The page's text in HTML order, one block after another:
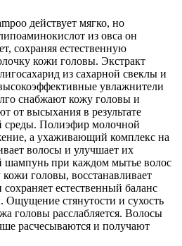
действует мягко, но
из овса он
сохраняя естественную
кожи головы. Экстракт
из сахарной свеклы и
увлажнители
снабжают кожу головы и
от высыхания в результате
среды. Полиэфир молочной
а ухаживающий комплекс на
волосы и улучшает их
шампунь при каждом мытье волос
головы, восстанавливает
естественный баланс
стянутости и сухость
головы расслабляется. Волосы
расчесываются и получают